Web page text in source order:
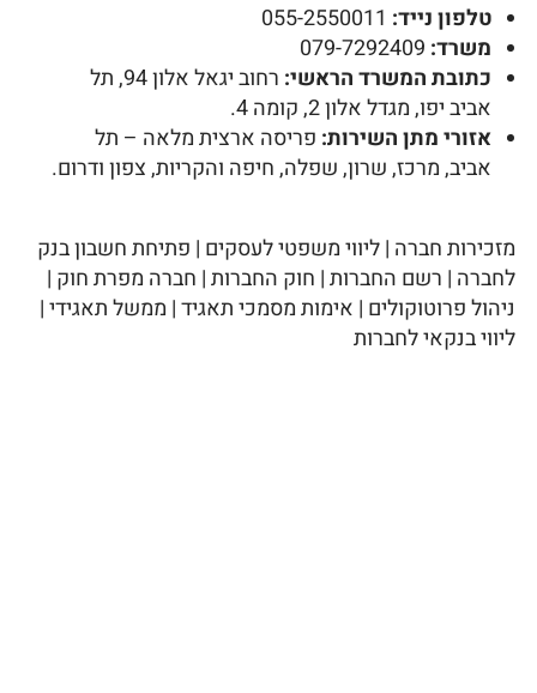
טלפון נייד:
משרד:
כתובת המשרד הראשי:
רחוב יגאל אלון 94, תל
אביב יפו, מגדל אלון 2, קומה 4.
אזורי מתן השירות: פריסה ארצית מלאה – תל
אביב, מרכז, שרון, שפלה, חיפה והקריות, צפון ודרום.
מזכירות חברה | ליווי משפטי לעסקים | פתיחת חשבון בנק
לחברה | רשם החברות | חוק החברות | חברה מפרת חוק |
ניהול פרוטוקולים | אימות מסמכי תאגיד | ממשל תאגידי |
ליווי בנקאי לחברות